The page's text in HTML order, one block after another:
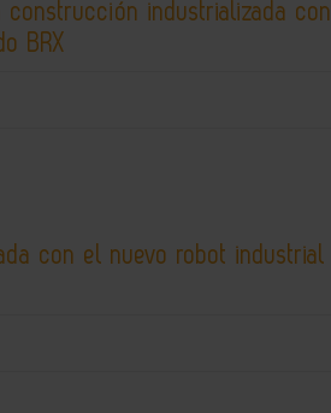
construcción industrializada con
BRX
con el nuevo robot industrial